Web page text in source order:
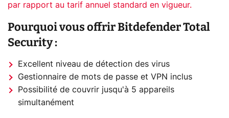
par rapport au tarif annuel standard en vigueur.
Pourquoi vous offrir Bitdefender Total
Security :
Excellent niveau de détection des virus
Gestionnaire de mots de passe et VPN inclus
Possibilité de couvrir jusqu'à 5 appareils
simultanément